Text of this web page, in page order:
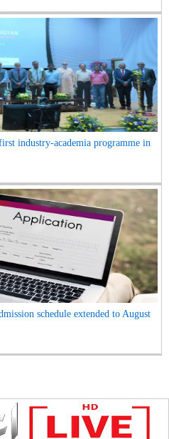
industry-academia programme in
schedule extended to August